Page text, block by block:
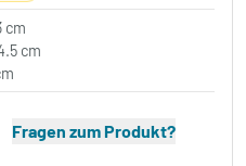
cm
cm
Fragen zum Produkt?